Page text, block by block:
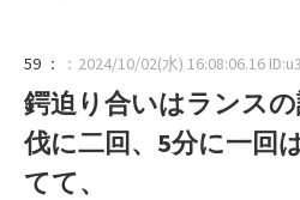
59 ： ：2024/10/02(水) 16:08:06.16
鍔迫り合いはランス
伐に二回、5分に一回
てて、